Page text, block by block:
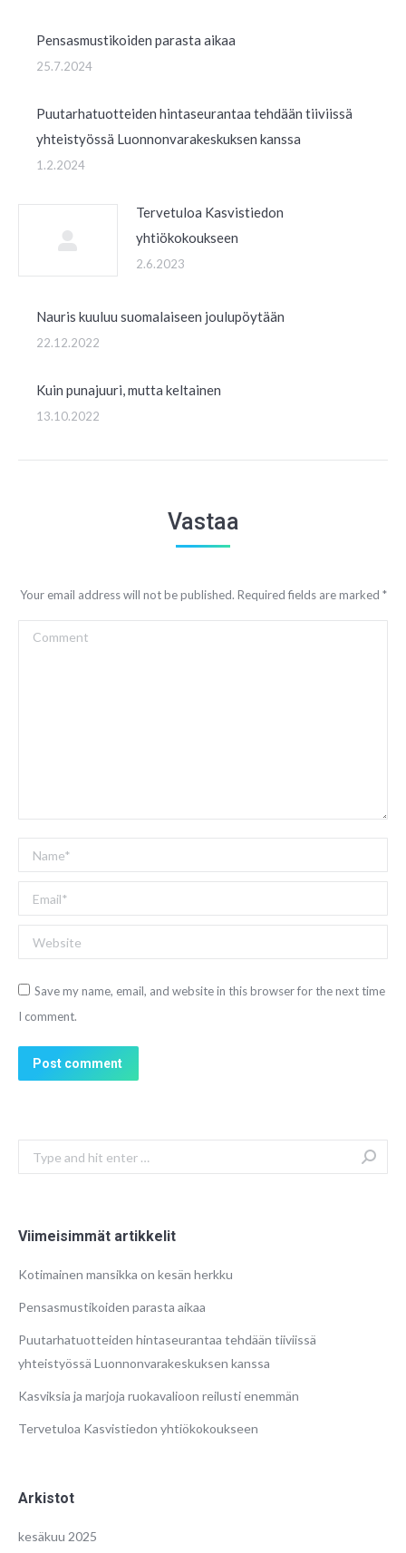
Pensasmustikoiden parasta aikaa
25.7.2024
Puutarhatuotteiden hintaseurantaa tehdään tiiviissä
yhteistyössä Luonnonvarakeskuksen kanssa
1.2.2024
Tervetuloa Kasvistiedon
yhtiökokoukseen
2.6.2023
Nauris kuuluu suomalaiseen joulupöytään
22.12.2022
Kuin punajuuri, mutta keltainen
13.10.2022
Vastaa
Your email address will not be published. Required fields are marked *
Comment
Name *
Email *
Website
Save my name, email, and website in this browser for the next time
I comment.
Post comment
Search:
Viimeisimmät artikkelit
Kotimainen mansikka on kesän herkku
Pensasmustikoiden parasta aikaa
Puutarhatuotteiden hintaseurantaa tehdään tiiviissä
yhteistyössä Luonnonvarakeskuksen kanssa
Kasviksia ja marjoja ruokavalioon reilusti enemmän
Tervetuloa Kasvistiedon yhtiökokoukseen
Arkistot
kesäkuu 2025